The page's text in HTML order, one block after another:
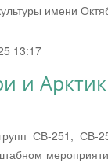
имени
13:17
и
СВ-251, СВ-